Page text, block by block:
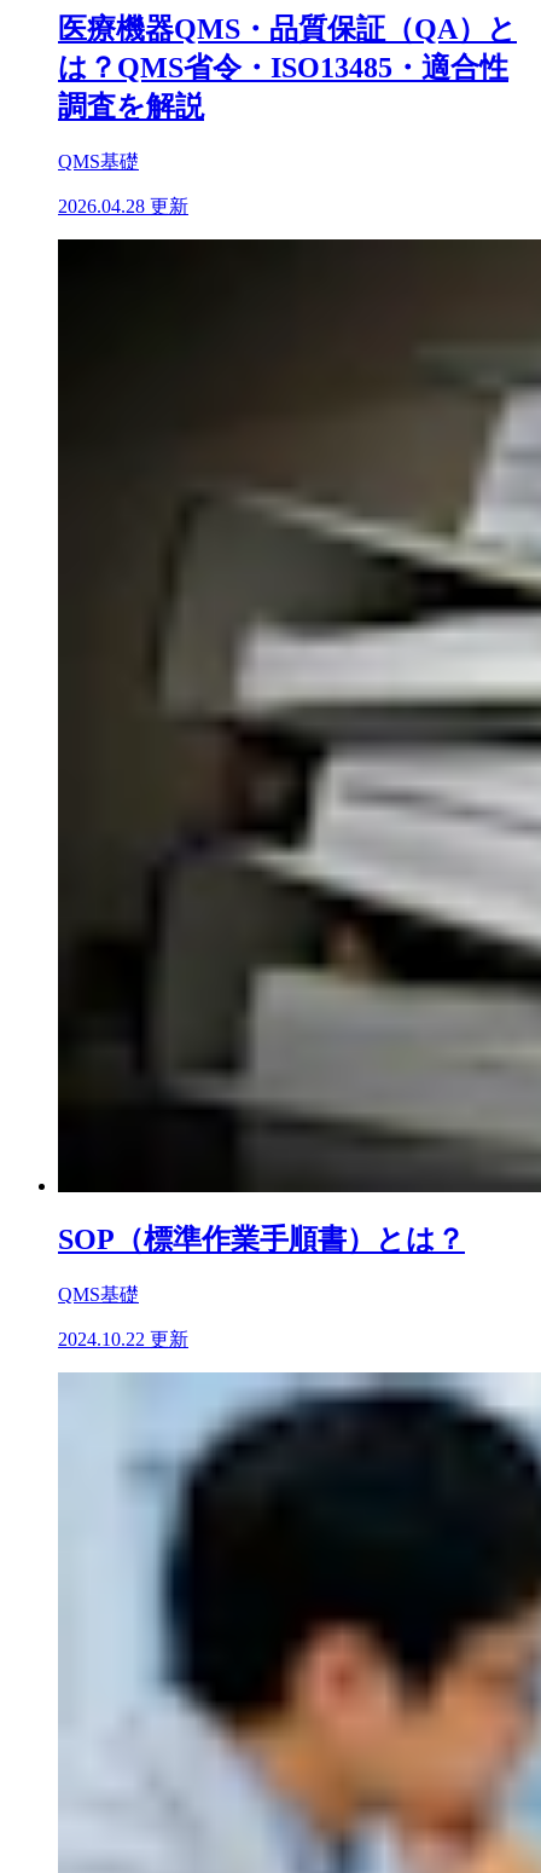
医療機器QMS・品質保証（QA）と
は？QMS省令・ISO13485・適合性
調査を解説
QMS基礎
2026.04.28 更新
SOP（標準作業手順書）とは？
QMS基礎
2024.10.22 更新